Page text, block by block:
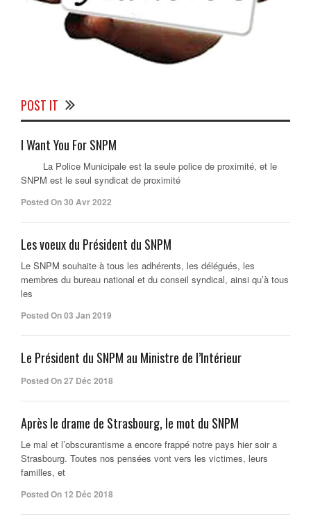
POST IT
I Want You For SNPM
La Police Municipale est la seule police de proximité, et le
SNPM est le seul syndicat de proximité
Posted On 30 Avr 2022
Les voeux du Président du SNPM
Le SNPM souhaite à tous les adhérents, les délégués, les
membres du bureau national et du conseil syndical, ainsi qu’à tous
les
Posted On 03 Jan 2019
Le Président du SNPM au Ministre de l’Intérieur
Posted On 27 Déc 2018
Après le drame de Strasbourg, le mot du SNPM
Le mal et l’obscurantisme a encore frappé notre pays hier soir a
Strasbourg. Toutes nos pensées vont vers les victimes, leurs
familles, et
Posted On 12 Déc 2018